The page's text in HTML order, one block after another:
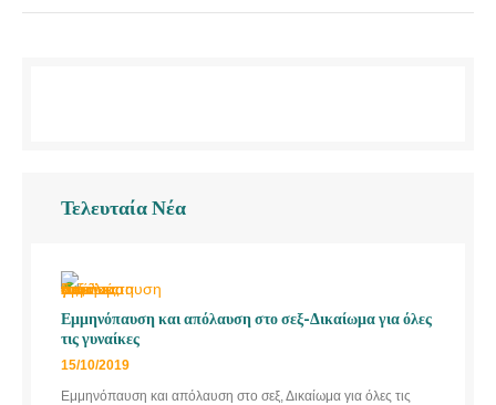
Τελευταία Νέα
Εμμηνόπαυση και απόλαυση στο σεξ-Δικαίωμα για όλες
τις γυναίκες
15/10/2019
Εμμηνόπαυση και απόλαυση στο σεξ, Δικαίωμα για όλες τις